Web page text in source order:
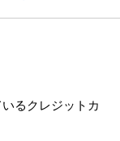
るクレジットカ